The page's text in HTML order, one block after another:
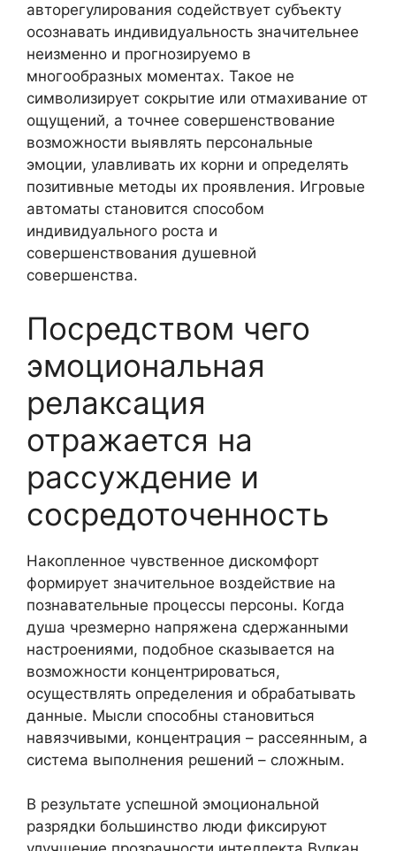
авторегулирования содействует субъекту
осознавать индивидуальность значительнее
неизменно и прогнозируемо в
многообразных моментах. Такое не
символизирует сокрытие или отмахивание от
ощущений, а точнее совершенствование
возможности выявлять персональные
эмоции, улавливать их корни и определять
позитивные методы их проявления. Игровые
автоматы становится способом
индивидуального роста и
совершенствования душевной
совершенства.
Посредством чего
эмоциональная
релаксация
отражается на
рассуждение и
сосредоточенность
Накопленное чувственное дискомфорт
формирует значительное воздействие на
познавательные процессы персоны. Когда
душа чрезмерно напряжена сдержанными
настроениями, подобное сказывается на
возможности концентрироваться,
осуществлять определения и обрабатывать
данные. Мысли способны становиться
навязчивыми, концентрация – рассеянным, а
система выполнения решений – сложным.
В результате успешной эмоциональной
разрядки большинство люди фиксируют